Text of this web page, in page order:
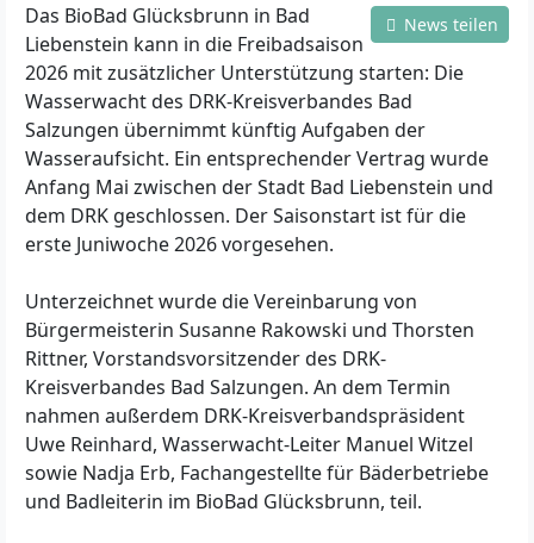
News teilen
Das BioBad Glücksbrunn in Bad
Liebenstein kann in die Freibadsaison
2026 mit zusätzlicher Unterstützung starten: Die
Wasserwacht des DRK-Kreisverbandes Bad
Salzungen übernimmt künftig Aufgaben der
Wasseraufsicht. Ein entsprechender Vertrag wurde
Anfang Mai zwischen der Stadt Bad Liebenstein und
dem DRK geschlossen. Der Saisonstart ist für die
erste Juniwoche 2026 vorgesehen.
Unterzeichnet wurde die Vereinbarung von
Bürgermeisterin Susanne Rakowski und Thorsten
Rittner, Vorstandsvorsitzender des DRK-
Kreisverbandes Bad Salzungen. An dem Termin
nahmen außerdem DRK-Kreisverbandspräsident
Uwe Reinhard, Wasserwacht-Leiter Manuel Witzel
sowie Nadja Erb, Fachangestellte für Bäderbetriebe
und Badleiterin im BioBad Glücksbrunn, teil.